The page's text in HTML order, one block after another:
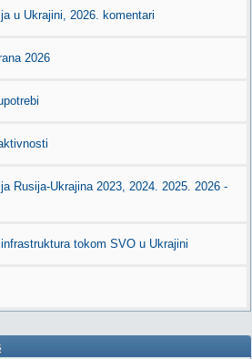
u Ukrajini, 2026. komentari
2026
Rusija-Ukrajina 2023, 2024. 2025. 2026 -
tokom SVO u Ukrajini